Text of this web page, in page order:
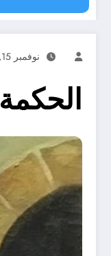
نوفمبر 15, 2022